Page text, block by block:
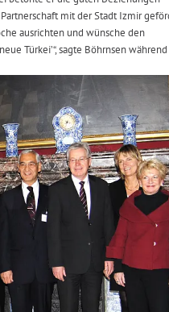
mit der Stadt Izmir
ausrichten und wünsche den
Türkei’“, sagte Böhrnsen